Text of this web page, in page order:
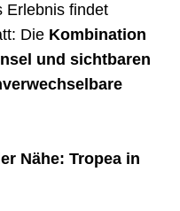
Erlebnis findet
Die Kombination
und sichtbaren
Nähe: Tropea in